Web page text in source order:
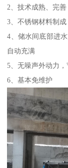
2、技术成熟、完
3、不锈钢材料制
4、储水间底部进
自动充满
5、无噪声外动力
6、基本免维护